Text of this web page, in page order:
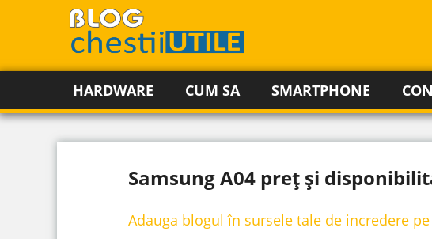
HARDWARE CUM SA SMARTPHONE
Samsung A04 preț și
Adauga blogul în sursele tale de incredere